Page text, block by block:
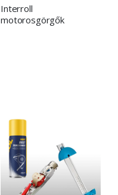
Interroll
motorosgörgők